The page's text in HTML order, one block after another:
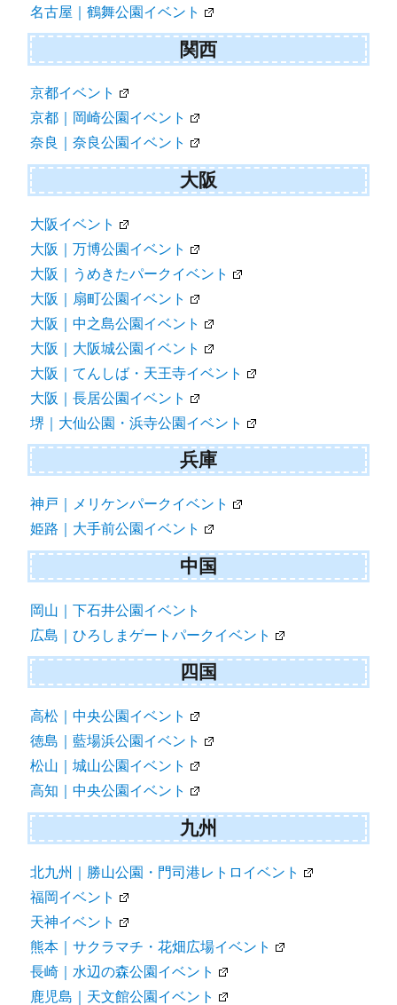
名古屋｜鶴舞公園イベント
関西
京都イベント
京都｜岡崎公園イベント
奈良｜奈良公園イベント
大阪
大阪イベント
大阪｜万博公園イベント
大阪｜うめきたパークイベント
大阪｜扇町公園イベント
大阪｜中之島公園イベント
大阪｜大阪城公園イベント
大阪｜てんしば・天王寺イベント
大阪｜長居公園イベント
堺｜大仙公園・浜寺公園イベント
兵庫
神戸｜メリケンパークイベント
姫路｜大手前公園イベント
中国
岡山｜下石井公園イベント
広島｜ひろしまゲートパークイベント
四国
高松｜中央公園イベント
徳島｜藍場浜公園イベント
松山｜城山公園イベント
高知｜中央公園イベント
九州
北九州｜勝山公園・門司港レトロイベント
福岡イベント
天神イベント
熊本｜サクラマチ・花畑広場イベント
長崎｜水辺の森公園イベント
鹿児島｜天文館公園イベント